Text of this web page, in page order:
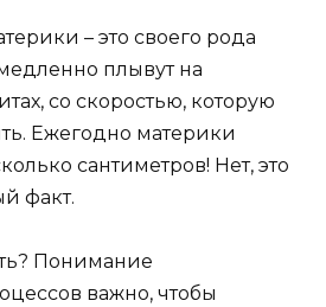
– это своего рода
плывут на
со скоростью, которую
Ежегодно материки
сантиметров! Нет, это
факт.
Понимание
важно, чтобы